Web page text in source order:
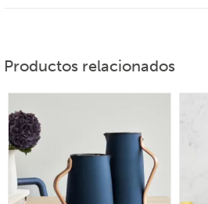
Productos relacionados